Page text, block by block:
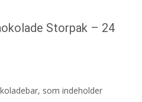
Storpak – 24
som indeholder